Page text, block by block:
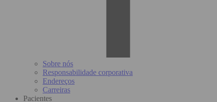
Sobre nós
Responsabilidade corporativa
Endereços
Carreiras
Pacientes